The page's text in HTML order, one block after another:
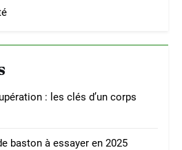
: les clés d’un corps
baston à essayer en 2025